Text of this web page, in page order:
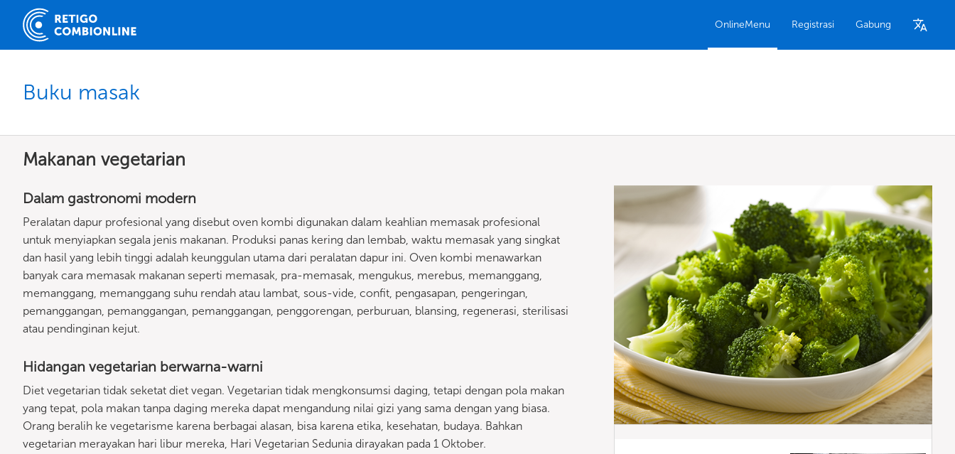
OnlineMenu Registrasi Gabung
Buku masak
Makanan vegetarian
Dalam gastronomi modern
Peralatan dapur profesional yang disebut oven kombi digunakan dalam keahlian memasak profesional
untuk menyiapkan segala jenis makanan. Produksi panas kering dan lembab, waktu memasak yang singkat
dan hasil yang lebih tinggi adalah keunggulan utama dari peralatan dapur ini. Oven kombi menawarkan
banyak cara memasak makanan seperti memasak, pra-memasak, mengukus, merebus, memanggang,
memanggang, memanggang suhu rendah atau lambat, sous-vide, confit, pengasapan, pengeringan,
pemanggangan, pemanggangan, pemanggangan, penggorengan, perburuan, blansing, regenerasi, sterilisasi
atau pendinginan kejut.
Hidangan vegetarian berwarna-warni
Diet vegetarian tidak seketat diet vegan. Vegetarian tidak mengkonsumsi daging, tetapi dengan pola makan
yang tepat, pola makan tanpa daging mereka dapat mengandung nilai gizi yang sama dengan yang biasa.
Orang beralih ke vegetarisme karena berbagai alasan, bisa karena etika, kesehatan, budaya. Bahkan
vegetarian merayakan hari libur mereka, Hari Vegetarian Sedunia dirayakan pada 1 Oktober.